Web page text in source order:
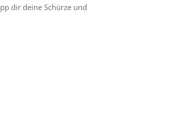
dir deine Schürze und